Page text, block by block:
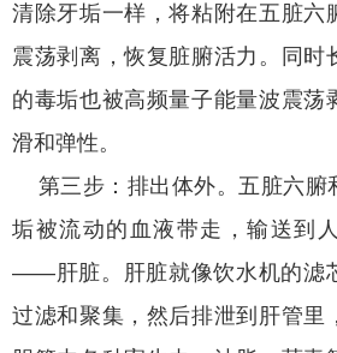
清除牙垢一样，将粘附在五脏六
震荡剥离，恢复脏腑活力。同时
的毒垢也被高频量子能量波震荡
滑和弹性。
第三步：排出体外。五脏六腑
垢被流动的血液带走，输送到
——肝脏。肝脏就像饮水机的滤
过滤和聚集，然后排泄到肝管里